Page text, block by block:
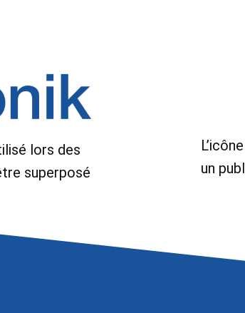
lors des
superposé
un